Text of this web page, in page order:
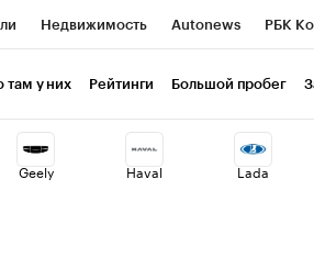
Недвижимость Autonews РБК
рейтинги Франшизы Газета
Бизнес Технологии и медиа
там у них Рейтинги Большой пробег
Geely Haval Lada